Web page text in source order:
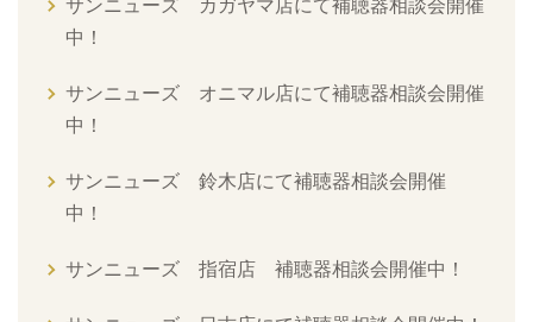
サンニューズ カガヤマ店にて補聴器相談会開催
中！
サンニューズ オニマル店にて補聴器相談会開催
中！
サンニューズ 鈴木店にて補聴器相談会開催
中！
サンニューズ 指宿店 補聴器相談会開催中！